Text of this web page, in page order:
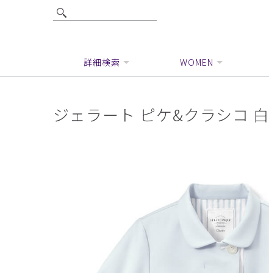
詳細検索 WOMEN
ジェラート ピケ&クラシコ